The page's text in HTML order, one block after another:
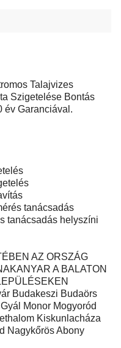
Talajvizes
Szigetelése Bontás
év Garanciával.
tanácsadás
tanácsadás helyszíni
AZ ORSZÁG
A BALATON
Budakeszi Budaörs
Monor Mogyoród
Kiskunlacháza
Nagykőrös Abony